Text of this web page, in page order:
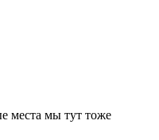
места мы тут тоже